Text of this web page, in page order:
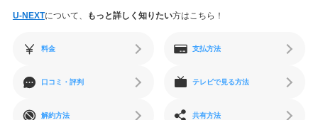
U-NEXTについて、 もっと詳しく知りたい方はこちら！
料金 支払方法
口コミ・評判 テレビで見る方法
解約方法 共有方法